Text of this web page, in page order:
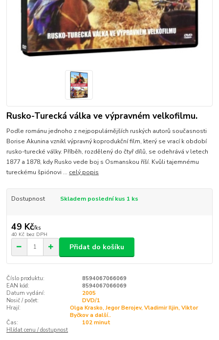
Rusko-Turecká válka ve výpravném velkofilmu.
Podle románu jednoho z nejpopulárnějších ruských autorů současnosti
Borise Akunina vznikl výpravný koprodukční film, který se vrací k období
rusko-turecké války. Příběh, rozdělený do čtyř dílů, se odehrává v letech
1877 a 1878, kdy Rusko vede boj s Osmanskou říší. Kvůli tajemnému
tureckému špiónovi ... celý popis
Dostupnost Skladem poslední kus 1 ks
49 Kč/ks
40 Kč bez DPH
Přidat do košíku
Číslo produktu:
8594067066069
EAN kód:
8594067066069
Datum vydání:
2005
Nosič / počet:
DVD/1
Hrají:
Olga Krasko, Jegor Berojev, Vladimir Iljin, Viktor
Byčkov a další..
Čas:
102 minut
Hlídat cenu / dostupnost